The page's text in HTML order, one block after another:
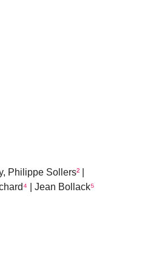
Philippe Sollers²
⁴ | Jean Bollack⁵